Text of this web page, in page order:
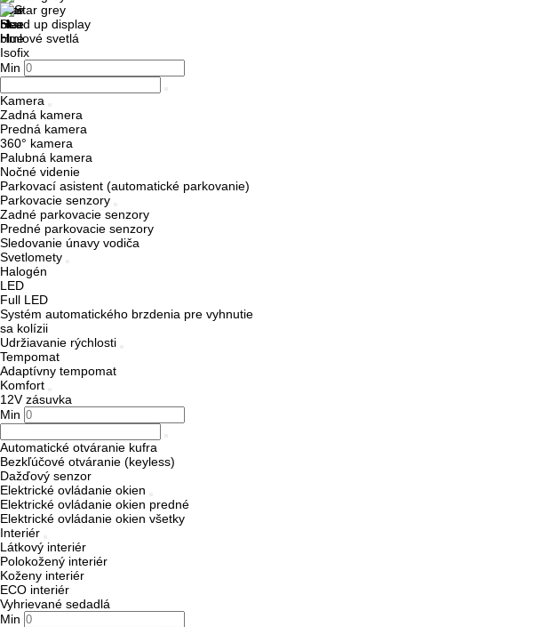
Head up display
Hmlové svetlá
Isofix
Min
Kamera
Zadná kamera
Predná kamera
360° kamera
Palubná kamera
Nočné videnie
Parkovací asistent (automatické parkovanie)
Parkovacie senzory
Zadné parkovacie senzory
Predné parkovacie senzory
Sledovanie únavy vodiča
Svetlomety
Halogén
LED
Full LED
Systém automatického brzdenia pre vyhnutie
sa kolízii
Udržiavanie rýchlosti
Tempomat
Adaptívny tempomat
Komfort
12V zásuvka
Min
Automatické otváranie kufra
Bezkľúčové otváranie (keyless)
Dažďový senzor
Elektrické ovládanie okien
Elektrické ovládanie okien predné
Elektrické ovládanie okien všetky
Interiér
Látkový interiér
Polokožený interiér
Koženy interiér
ECO interiér
Vyhrievané sedadlá
Min